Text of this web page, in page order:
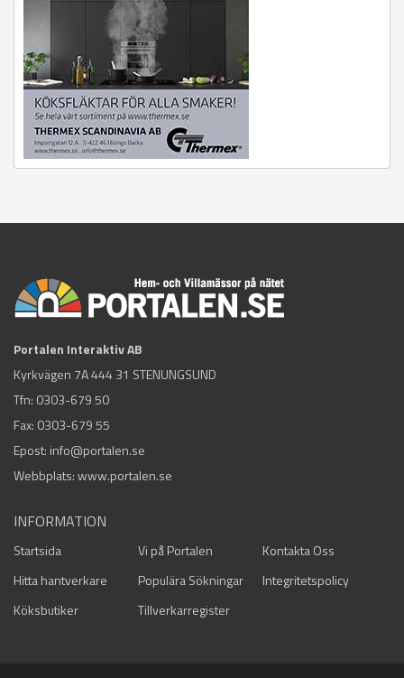
Portalen Interaktiv AB
Kyrkvägen 7A 444 31 STENUNGSUND
Tfn: 0303-679 50
Fax: 0303-679 55
Epost: info@portalen.se
Webbplats: www.portalen.se
INFORMATION
Startsida Vi på Portalen
Kontakta Oss
Hitta hantverkare
Populära Sökningar
Integritetspolicy
Köksbutiker
Tillverkarregister